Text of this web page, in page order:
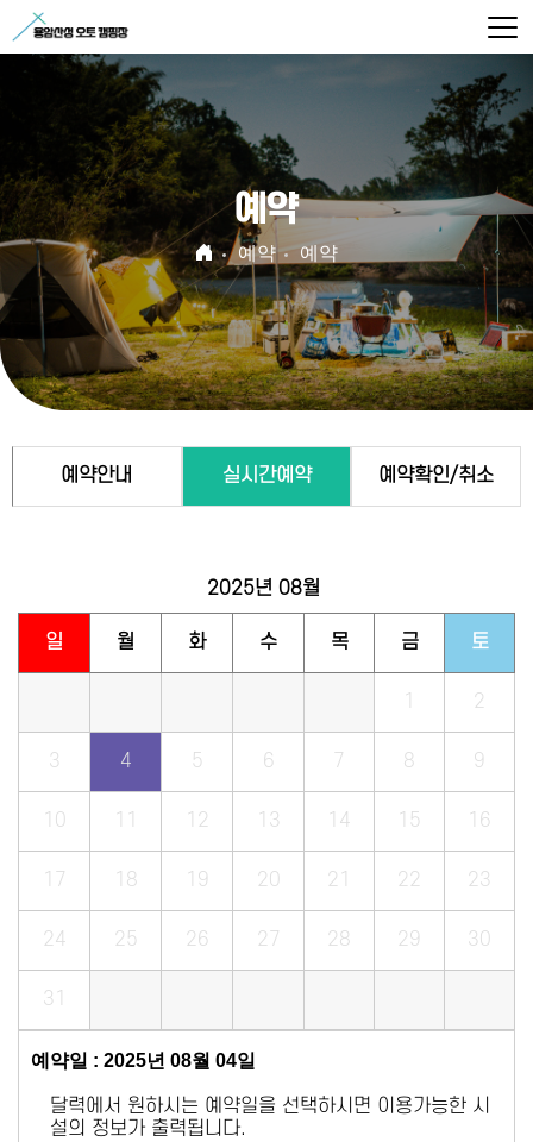
예약
예약 예약
예약안내 실시간예약 예약확인/취소
2025년 08월
일 월 화 수 목 금 토
1 2
3 4 5 6 7 8 9
10 11 12 13 14 15 16
17 18 19 20 21 22 23
24 25 26 27 28 29 30
31
예약일 : 2025년 08월 04일
달력에서 원하시는 예약일을 선택하시면 이용가능한 시
설의 정보가 출력됩니다.